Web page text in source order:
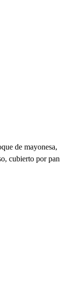
de mayonesa,
cubierto por pan